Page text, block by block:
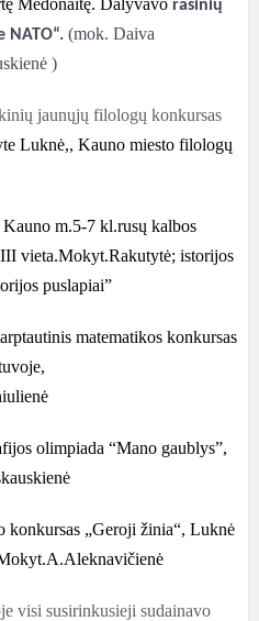
Medonaitę. Dalyvavo rašinių
NATO“. (mok. Daiva
)
jaunųjų filologų konkursas
Luknė,, Kauno miesto filologų
m.5-7 kl.rusų kalbos
vieta.Mokyt.Rakutytė; istorijos
puslapiai”
matematikos konkursas
olimpiada “Mano gaublys”,
„Geroji žinia“, Luknė
sudainavo